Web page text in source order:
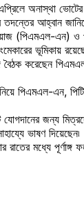
অনাস্থা
তদন্তের আহ্বান
এন) ও
ভূমিকায়
বৈঠক করেছেন
নিয়ে পিএমএল-
জন্য
ভাষণ দিয়েছেন৷
মধ্যে